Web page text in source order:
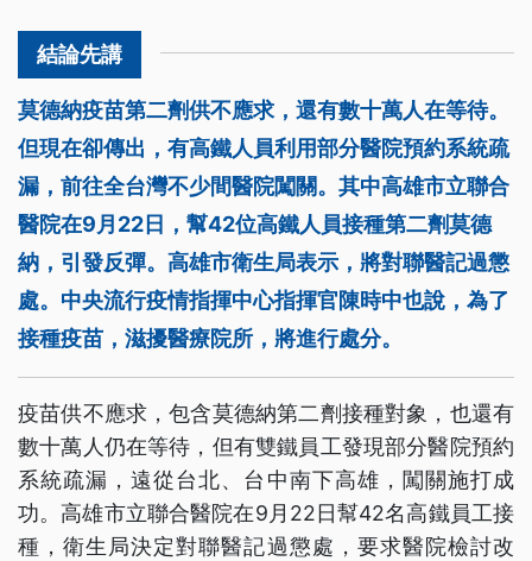
莫德納疫苗第二劑供不應求，還有數十萬人在等待。
但現在卻傳出，有高鐵人員利用部分醫院預約系統疏
漏，前往全台灣不少間醫院闖關。其中高雄市立聯合
醫院在9月22日，幫42位高鐵人員接種第二劑莫德
納，引發反彈。高雄市衛生局表示，將對聯醫記過懲
處。中央流行疫情指揮中心指揮官陳時中也說，為了
接種疫苗，滋擾醫療院所，將進行處分。
疫苗供不應求，包含莫德納第二劑接種對象，也還有
數十萬人仍在等待，但有雙鐵員工發現部分醫院預約
系統疏漏，遠從台北、台中南下高雄，闖關施打成
功。高雄市立聯合醫院在9月22日幫42名高鐵員工接
種，衛生局決定對聯醫記過懲處，要求醫院檢討改